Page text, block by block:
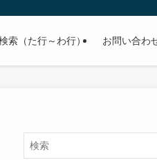
校・大学の偏差値まで紹介していきま
索（た行～わ行） お問い合わ